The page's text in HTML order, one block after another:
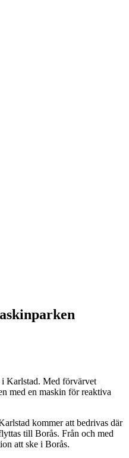
Karlstad. Med förvärvet
med en maskin för reaktiva
kommer att bedrivas där
till Borås. Från och med
att ske i Borås.